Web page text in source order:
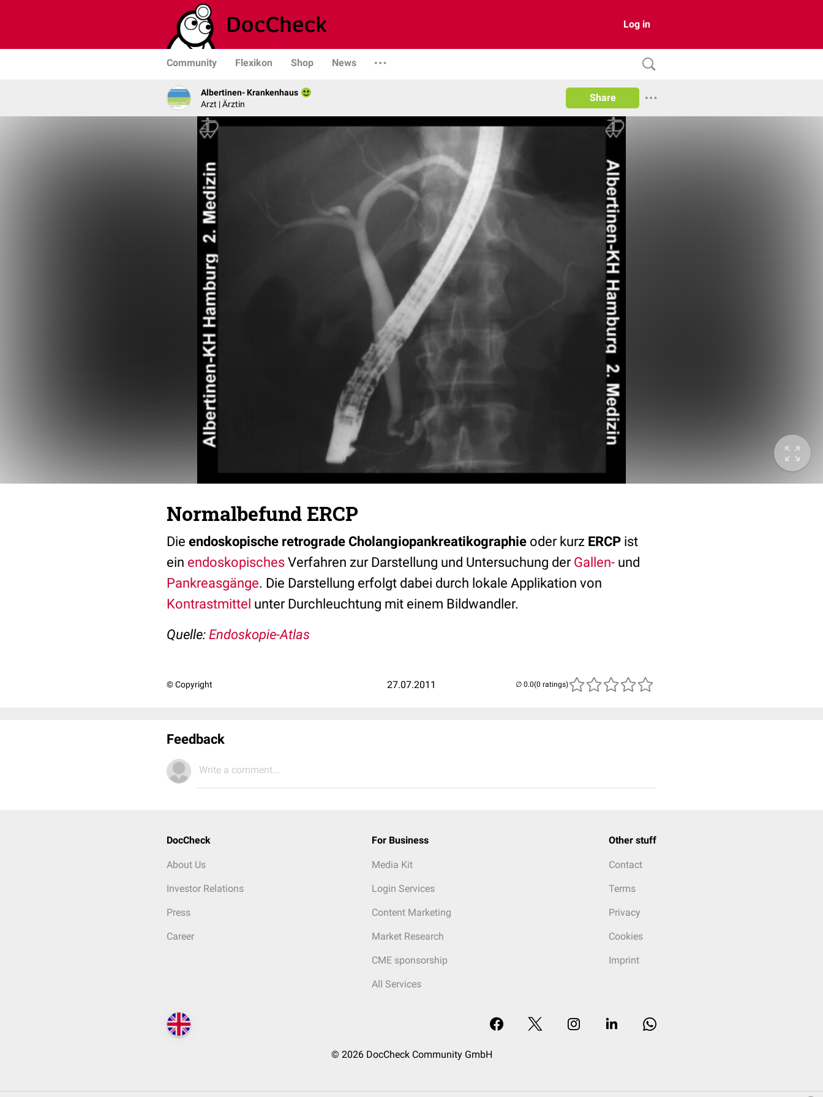
Log in
Community Flexikon Shop News
Albertinen- Krankenhaus
Arzt | Ärztin
Share
Normalbefund ERCP
Die endoskopische retrograde Cholangiopankreatikographie oder kurz ERCP ist
ein endoskopisches Verfahren zur Darstellung und Untersuchung der Gallen- und
Pankreasgänge. Die Darstellung erfolgt dabei durch lokale Applikation von
Kontrastmittel unter Durchleuchtung mit einem Bildwandler.
Quelle: Endoskopie-Atlas
© Copyright 27.07.2011 (0 ratings)
Feedback
Write a comment...
DocCheck
About Us
Investor Relations
Press
Career
For Business
Media Kit
Login Services
Content Marketing
Market Research
CME sponsorship
All Services
Other stuff
Contact
Terms
Privacy
Cookies
Imprint
© 2026 DocCheck Community GmbH